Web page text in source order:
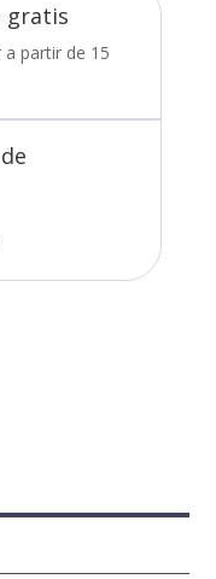
gratis
a partir de 15